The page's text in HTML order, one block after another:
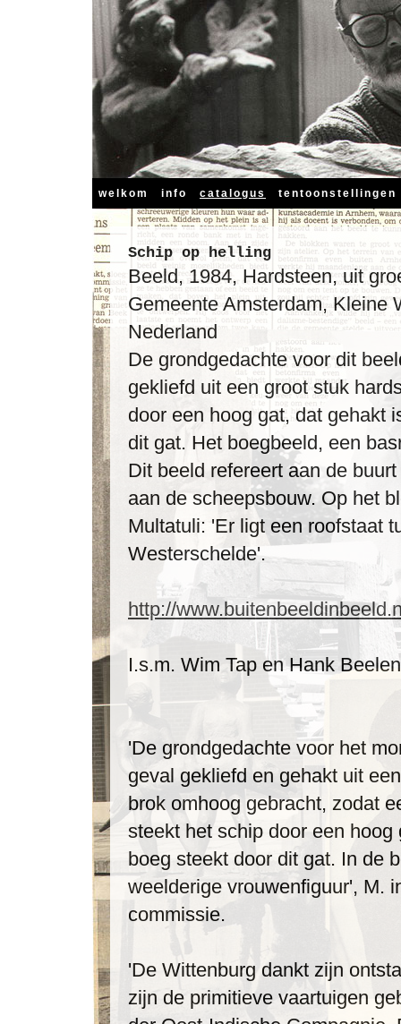
welkom info catalogus tentoonstellingen
Schip op helling
Beeld, 1984, Hardsteen, uit
Gemeente Amsterdam, Kleine
Nederland
De grondgedachte voor dit
gekliefd uit een groot stuk
door een hoog gat, dat gehakt
dit gat. Het boegbeeld, een
Dit beeld refereert aan de
aan de scheepsbouw. Op het
Multatuli: 'Er ligt een roofstaat
Westerschelde'.
http://
I.s.m. Wim Tap en Hank
'De grondgedachte voor het
geval gekliefd en gehakt uit
brok omhoog gebracht, zodat
steekt het schip door een
boeg steekt door dit gat. In de
weelderige vrouwenfiguur', M.
commissie.
'De Wittenburg dankt zijn
zijn de primitieve vaartuigen